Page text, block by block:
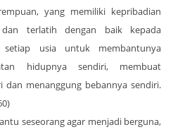
yang memiliki kepribadian
terlatih dengan baik kepada
setiap usia untuk membantunya
hidupnya sendiri, membuat
dan menanggung bebannya sendiri.
seseorang agar menjadi berguna,